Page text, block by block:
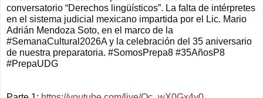
conversatorio “Derechos lingüísticos”. La falta de intérpretes
en el sistema judicial mexicano impartida por el Lic. Mario
#SemanaCultural2026A y la celebración del 35 aniversario
de nuestra preparatoria. #SomosPrepa8 #35AñosP8
#PrepaUDG